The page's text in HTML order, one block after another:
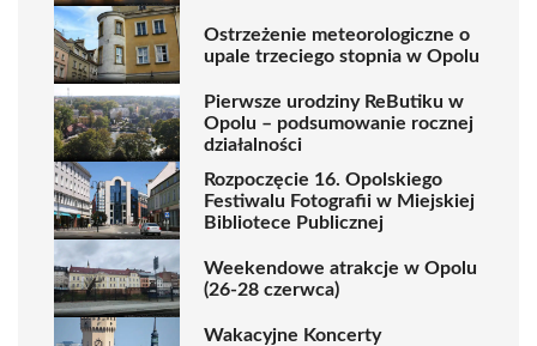
Ostrzeżenie meteorologiczne o
upale trzeciego stopnia w Opolu
Pierwsze urodziny ReButiku w
Opolu – podsumowanie rocznej
działalności
Rozpoczęcie 16. Opolskiego
Festiwalu Fotografii w Miejskiej
Bibliotece Publicznej
Weekendowe atrakcje w Opolu
(26-28 czerwca)
Wakacyjne Koncerty